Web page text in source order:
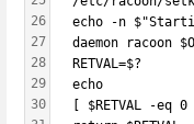
26
27
28
29
30
echo -n
daemon racoon
  RETVAL=$?
  echo
[ $RETVAL -eq 0